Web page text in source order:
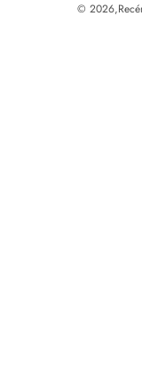
© 2026,